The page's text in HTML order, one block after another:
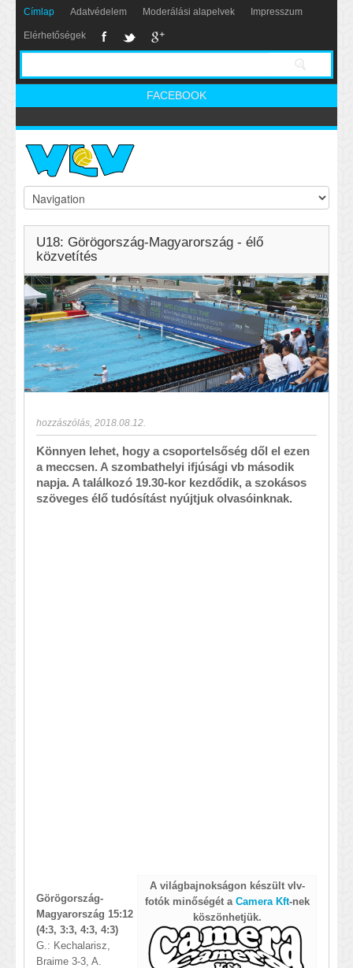
Címlap Adatvédelem Moderálási alapelvek Impresszum
Elérhetőségek
FACEBOOK
U18: Görögország-Magyarország - élő
közvetítés
hozzászólás 2018.08.12.
Könnyen lehet, hogy a csoportelsőség dől el ezen
a meccsen. A szombathelyi ifjúsági vb második
napja. A találkozó 19.30-kor kezdődik, a szokásos
szöveges élő tudósítást nyújtjuk olvasóinknak.
A világbajnokságon készült vlv-
fotók minőségét a Camera Kft-nek
köszönhetjük.
Görögország-
Magyarország 15:12
(4:3, 3:3, 4:3, 4:3)
G.: Kechalarisz,
Braime 3-3, A.